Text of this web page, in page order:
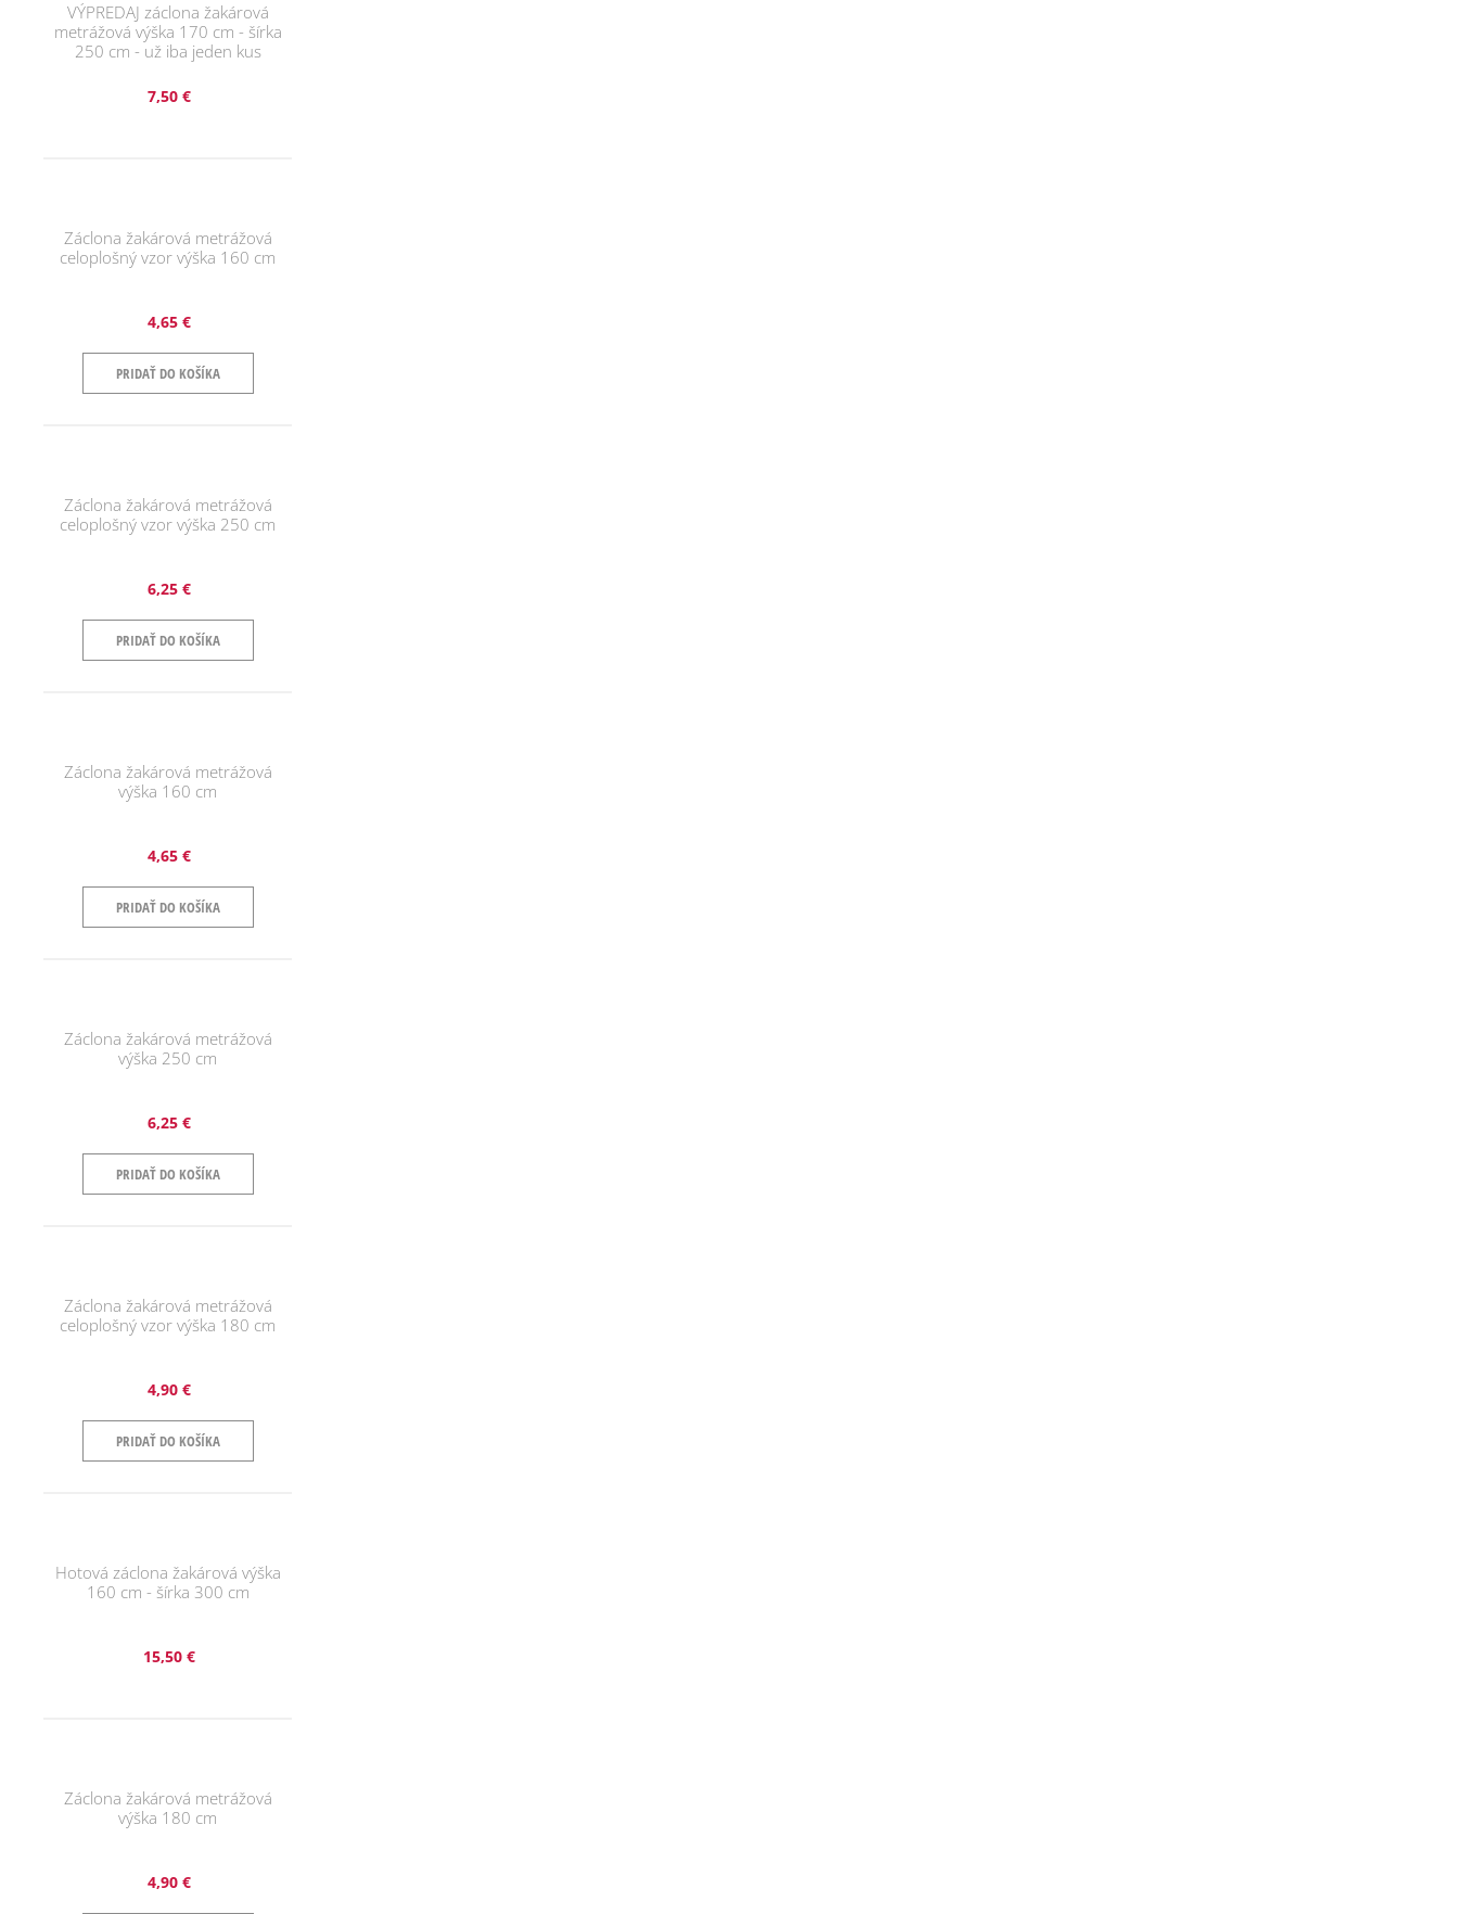
VÝPREDAJ záclona žakárová
metrážová výška 170 cm - šírka
250 cm - už iba jeden kus
7,50 €
Záclona žakárová metrážová
celoplošný vzor výška 160 cm
4,65 €
PRIDAŤ DO KOŠÍKA
Záclona žakárová metrážová
celoplošný vzor výška 250 cm
6,25 €
PRIDAŤ DO KOŠÍKA
Záclona žakárová metrážová
výška 160 cm
4,65 €
PRIDAŤ DO KOŠÍKA
Záclona žakárová metrážová
výška 250 cm
6,25 €
PRIDAŤ DO KOŠÍKA
Záclona žakárová metrážová
celoplošný vzor výška 180 cm
4,90 €
PRIDAŤ DO KOŠÍKA
Hotová záclona žakárová výška
160 cm - šírka 300 cm
15,50 €
Záclona žakárová metrážová
výška 180 cm
4,90 €